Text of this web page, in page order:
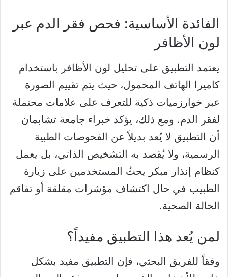
الفائدة الأساسية: فحص فقر الدم عبر
لون الأظافر
يعتمد التطبيق على تحليل لون الأظافر باستخدام
كاميرا الهاتف المحمول، حيث يتم تقييم الصورة
عبر خوارزميات ذكية للتعرف على علامات محتملة
لفقر الدم. ومع ذلك، يؤكد خبراء جامعة تشابمان
أن التطبيق لا يُعد بديلاً عن الفحوصات الطبية
الرسمية، ولا يُقصد به التشخيص الذاتي، بل يعمل
كنظام إنذار مبكر يحثُ المستخدمين على زيارة
الطبيب في حال اكتشاف مؤشرات مقلقة أو تفاقم
الحالة الصحية.
لمن يُعد هذا التطبيق مفيداً؟
وفقاً للفريق البحثي، فإن التطبيق مفيد بشكل